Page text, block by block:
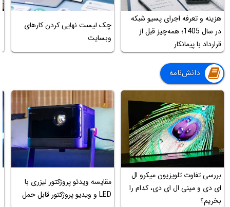
هزینه و تعرفه اجرای پسیو شبکه
در سال 1405؛ همه‌چیز قبل از
قرارداد با پیمانکار
چک لیست نهایی کردن کارهای
وبسایت
دانش‌نامه
بررسی تفاوت تلویزیون میکرو ال
ای دی و مینی ال ای دی، کدام را
بخریم؟
مقایسه ویدئو پروژکتور لیزری با
LED و ویدیو پروژکتور قابل حمل